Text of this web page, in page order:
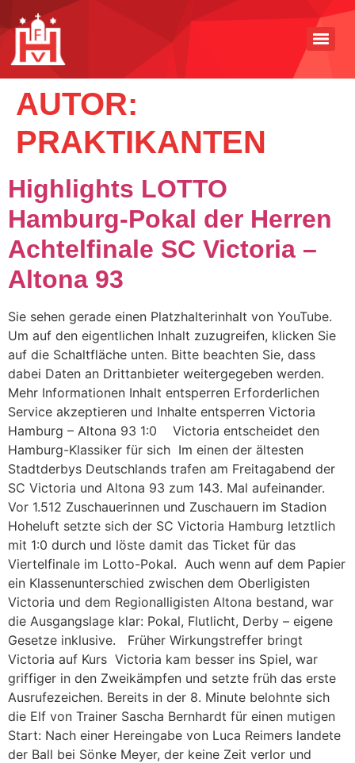
AUTOR:
PRAKTIKANTEN
Highlights LOTTO
Hamburg-Pokal der Herren
Achtelfinale SC Victoria –
Altona 93
Sie sehen gerade einen Platzhalterinhalt von YouTube.
Um auf den eigentlichen Inhalt zuzugreifen, klicken Sie
auf die Schaltfläche unten. Bitte beachten Sie, dass
dabei Daten an Drittanbieter weitergegeben werden.
Mehr Informationen Inhalt entsperren Erforderlichen
Service akzeptieren und Inhalte entsperren Victoria
Hamburg – Altona 93 1:0 Victoria entscheidet den
Hamburg-Klassiker für sich Im einen der ältesten
Stadtderbys Deutschlands trafen am Freitagabend der
SC Victoria und Altona 93 zum 143. Mal aufeinander.
Vor 1.512 Zuschauerinnen und Zuschauern im Stadion
Hoheluft setzte sich der SC Victoria Hamburg letztlich
mit 1:0 durch und löste damit das Ticket für das
Viertelfinale im Lotto-Pokal. Auch wenn auf dem Papier
ein Klassenunterschied zwischen dem Oberligisten
Victoria und dem Regionalligisten Altona bestand, war
die Ausgangslage klar: Pokal, Flutlicht, Derby – eigene
Gesetze inklusive. Früher Wirkungstreffer bringt
Victoria auf Kurs Victoria kam besser ins Spiel, war
griffiger in den Zweikämpfen und setzte früh das erste
Ausrufezeichen. Bereits in der 8. Minute belohnte sich
die Elf von Trainer Sascha Bernhardt für einen mutigen
Start: Nach einer Hereingabe von Luca Reimers landete
der Ball bei Sönke Meyer, der keine Zeit verlor und